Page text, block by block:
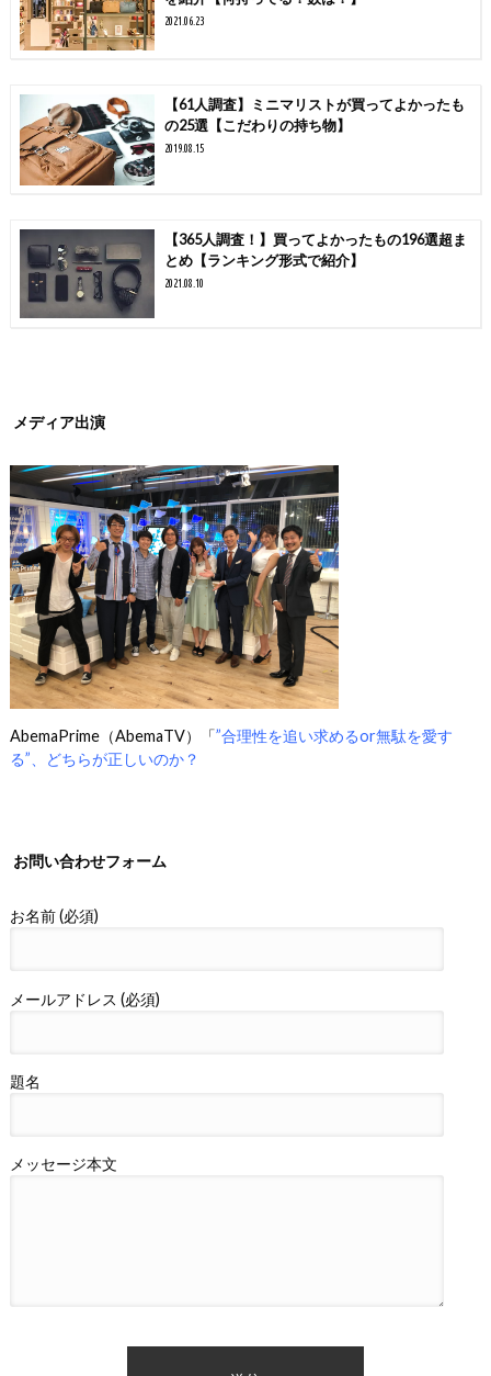
2021.06.23
【61人調査】ミニマリストが買ってよかったも
の25選【こだわりの持ち物】
2019.08.15
【365人調査！】買ってよかったもの196選超ま
とめ【ランキング形式で紹介】
2021.08.10
メディア出演
AbemaPrime（AbemaTV）「”合理性を追い求めるor無駄を愛す
る”、どちらが正しいのか？
お問い合わせフォーム
お名前 (必須)
メールアドレス (必須)
題名
メッセージ本文